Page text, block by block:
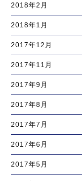
2018年2月
2018年1月
2017年12月
2017年11月
2017年9月
2017年8月
2017年7月
2017年6月
2017年5月